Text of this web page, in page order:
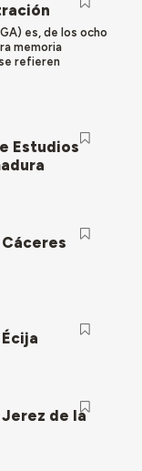
es, de los ocho
memoria
refieren
Estudios
de la